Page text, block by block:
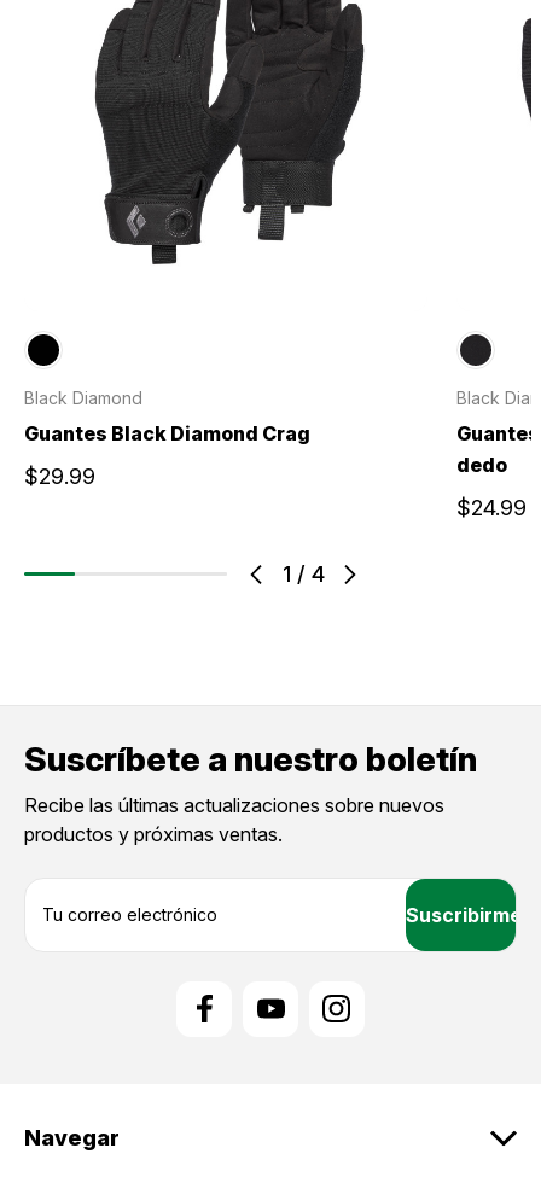
1 / 4
Black Diamond
Guantes Black Diamond Crag
$29.99
Black
dedo
$24.99
Suscríbete a nuestro boletín
Recibe las últimas actualizaciones sobre nuevos
productos y próximas ventas.
e
Navegar